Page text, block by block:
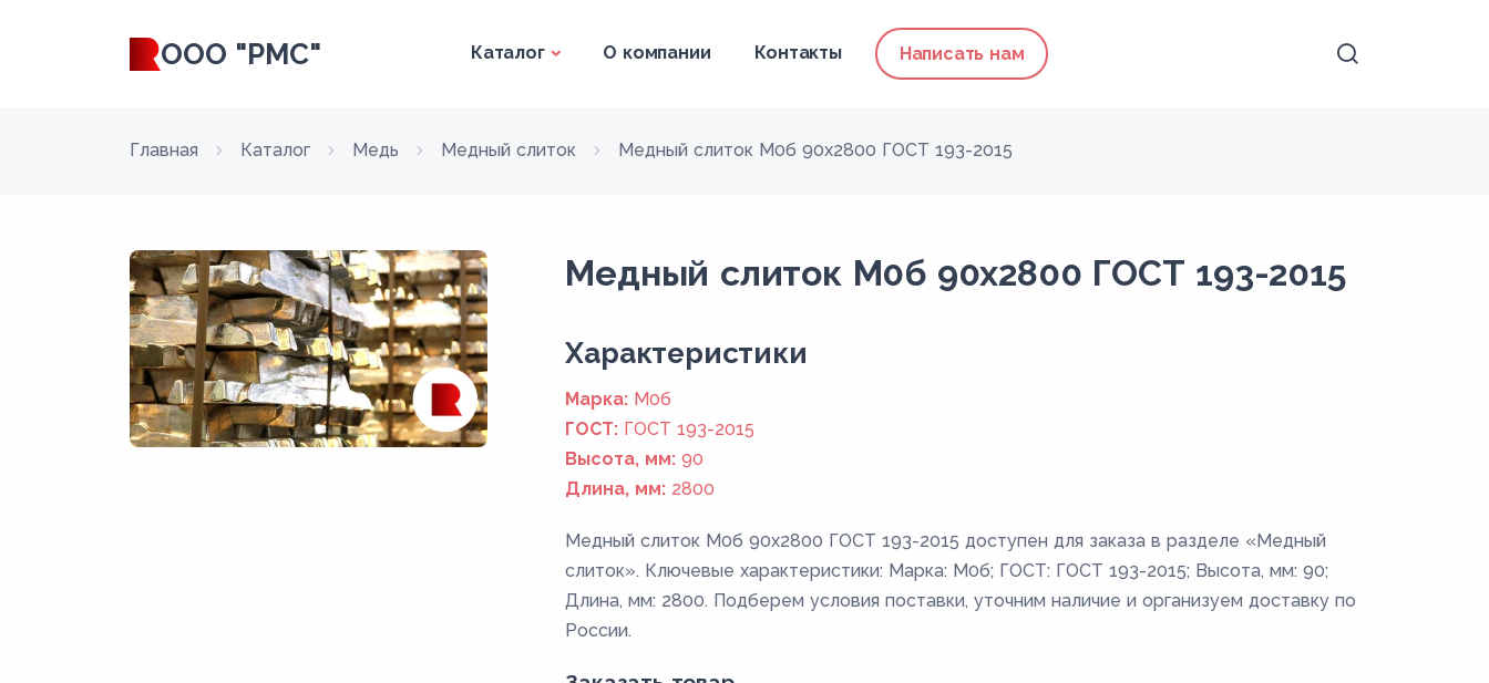
ООО "РМС" Каталог О компании Контакты Написать нам
Главная Каталог Медь Медный слиток Медный слиток М0б 90x2800 ГОСТ 193-2015
Медный слиток М0б 90x2800 ГОСТ 193-2015
Xарактеристики
Марка: М0б
ГОСТ: ГОСТ 193-2015
Высота, мм: 90
Длина, мм: 2800
Медный слиток М0б 90x2800 ГОСТ 193-2015 доступен для заказа в разделе «Медный
слиток». Ключевые характеристики: Марка: М0б; ГОСТ: ГОСТ 193-2015; Высота, мм: 90;
Длина, мм: 2800. Подберем условия поставки, уточним наличие и организуем доставку по
России.